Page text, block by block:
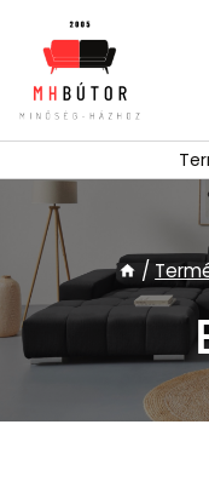
content
/